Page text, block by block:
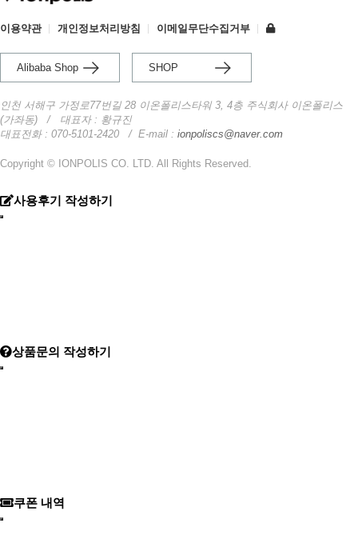
이용약관 개인정보처리방침 이메일무단수집거부
Alibaba Shop SHOP
인천 서해구 가정로77번길 28 이온폴리스타워 3, 4층 주식회사 이온폴리스
(가좌동)
/ 대표자 : 황규진
대표전화 : 070-5101-2420 / E-mail : ionpoliscs@naver.com
Copyright © IONPOLIS CO. LTD. All Rights Reserved.
사용후기 작성하기
상품문의 작성하기
쿠폰 내역